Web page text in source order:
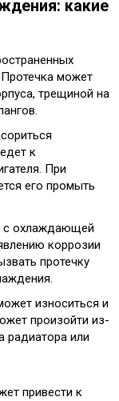
какие
может
трещиной на
к
При
его промыть
с охлаждающей
коррозии
протечку
износиться и
произойти из-
радиатора или
привести к